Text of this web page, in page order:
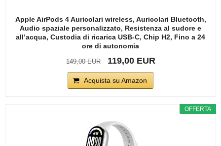
Apple AirPods 4 Auricolari wireless, Auricolari Bluetooth,
Audio spaziale personalizzato, Resistenza al sudore e
all’acqua, Custodia di ricarica USB-C, Chip H2, Fino a 24
ore di autonomia
149,00 EUR 119,00 EUR
Acquista su Amazon
OFFERTA